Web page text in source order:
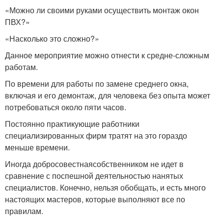
«Можно ли своими руками осуществить монтаж окон
ПВХ?»
«Насколько это сложно?»
Данное мероприятие можно отнести к средне-сложным
работам.
По времени для работы по замене среднего окна,
включая и его демонтаж, для человека без опыта может
потребоваться около пяти часов.
Постоянно практикующие работники
специализированных фирм тратят на это гораздо
меньше времени.
Иногда добросовестнаясобственником не идет в
сравнение с поспешной деятельностью нанятых
специалистов. Конечно, нельзя обобщать, и есть много
настоящих мастеров, которые выполняют все по
правилам.